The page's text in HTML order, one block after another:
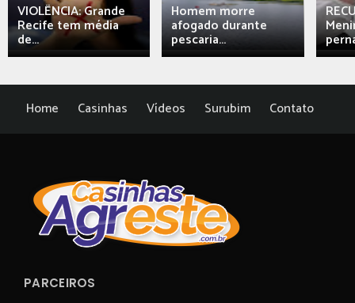
VIOLÊNCIA: Grande
Recife tem média
de...
Homem morre
afogado durante
pescaria...
Home Casinhas Vídeos Surubim Contato
PARCEIROS